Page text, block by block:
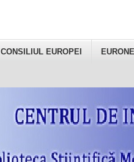
CONSILIUL EUROPEI